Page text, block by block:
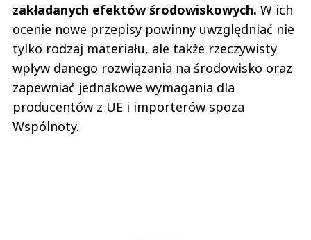
zakładanych efektów środowiskowych. W ich
ocenie nowe przepisy powinny uwzględniać nie
tylko rodzaj materiału, ale także rzeczywisty
wpływ danego rozwiązania na środowisko oraz
zapewniać jednakowe wymagania dla
producentów z UE i importerów spoza
Wspólnoty.